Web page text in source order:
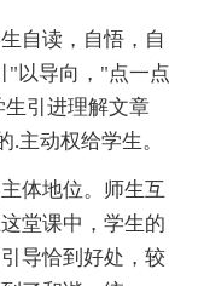
自读，自悟，自
"以导向，"点一点
引进理解文章
主动权给学生。
体地位。师生互
堂课中，学生的
导恰到好处，较